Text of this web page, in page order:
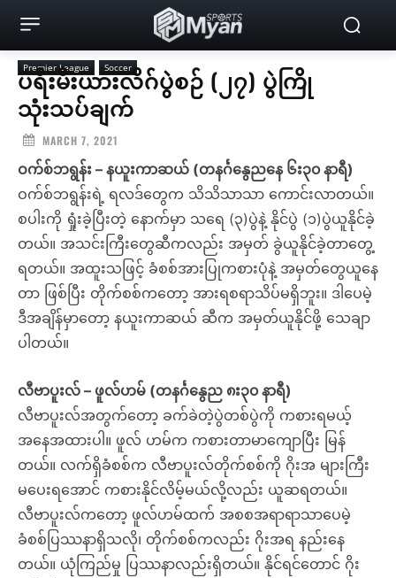
Premier League Soccer
ပရီးမီးယားလိဂ်ပွဲစဉ် (၂၇) ပွဲကြို
သုံးသပ်ချက်
MARCH 7, 2021
ဝက်စ်ဘရွန်း – နယူးကာဆယ် (တနင်္ဂနွေညနေ ၆း၃၀ နာရီ)
ဝက်စ်ဘရွန်းရဲ့ ရလဒ်တွေက သိသိသာသာ ကောင်းလာတယ်။
စပါးကို ရှုံးခဲ့ပြီးတဲ့ နောက်မှာ သရေ (၃)ပွဲနဲ့ နိုင်ပွဲ (၁)ပွဲယူနိုင်ခဲ့
တယ်။ အသင်းကြီးတွေဆီကလည်း အမှတ် ခွဲယူနိုင်ခဲ့တာတွေ့
ရတယ်။ အထူးသဖြင့် ခံစစ်အားပြုကစားပုံနဲ့ အမှတ်တွေယူနေ
တာ ဖြစ်ပြီး တိုက်စစ်ကတော့ အားရစရာသိပ်မရှိဘူး။ ဒါပေမဲ့
ဒီအချိန်မှာတော့ နယူးကာဆယ် ဆီက အမှတ်ယူနိုင်ဖို့ သေချာ
ပါတယ်။
လီဗာပူးလ် – ဖူလ်ဟမ် (တနင်္ဂနွေည ၈း၃၀ နာရီ)
လီဗာပူးလ်အတွက်တော့ ခက်ခဲတဲ့ပွဲတစ်ပွဲကို ကစားရမယ့်
အနေအထားပါ။ ဖူလ် ဟမ်က ကစားတာမာကျောပြီး မြန်
တယ်။ လက်ရှိခံစစ်က လီဗာပူးလ်တိုက်စစ်ကို ဂိုးအ များကြီး
မပေးရအောင် ကစားနိုင်လိမ့်မယ်လို့လည်း ယူဆရတယ်။
လီဗာပူးလ်ကတော့ ဖူလ်ဟမ်ထက် အစစအရာရာသာပေမဲ့
ခံစစ်ပြဿနာရှိသလို၊ တိုက်စစ်ကလည်း ဂိုးအရ နည်းနေ
တယ်။ ယုံကြည်မှု ပြဿနာလည်းရှိတယ်။ နိုင်ရင်တောင် ဂိုး